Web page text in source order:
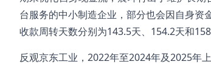
台服务的中小制造企业，部分也会因自身
收款周转天数分别为143.5天、154.2天和
反观京东工业，2022年至2024年及2025年